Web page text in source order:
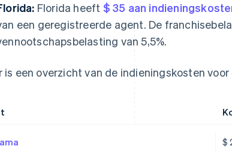
Florida heeft $ 35 aan
een geregistreerde agent. De
van 5,5%.
is een overzicht van de indieningskosten
$